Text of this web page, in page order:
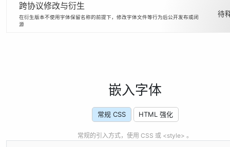
跨协议修改与衍生
在衍生版本不使用字体保留名称的前提下，修改字体文件等行为后公开发布或闭
源
待
嵌入字体
常规 CSS HTML 强化
常规的引入方式，使用 CSS 或 <style> 。